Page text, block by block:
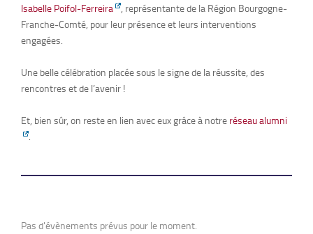
Isabelle Poifol-Ferreira
, représentante de la Région Bourgogne-
Franche-Comté, pour leur présence et leurs interventions
engagées.
Une belle célébration placée sous le signe de la réussite, des
rencontres et de l’avenir !
Et, bien sûr, on reste en lien avec eux grâce à notre réseau alumni
.
Pas d'évènements prévus pour le moment.